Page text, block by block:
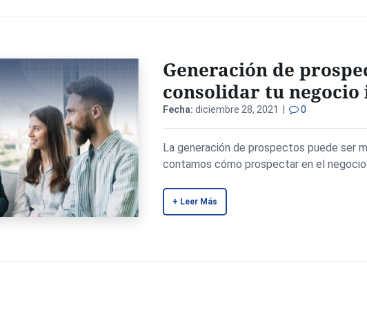
Generación de
consolidar tu
Fecha: diciembre 28, 2021 | 0
La generación de prospectos puede ser
contamos cómo prospectar en el negocio
+ Leer Más